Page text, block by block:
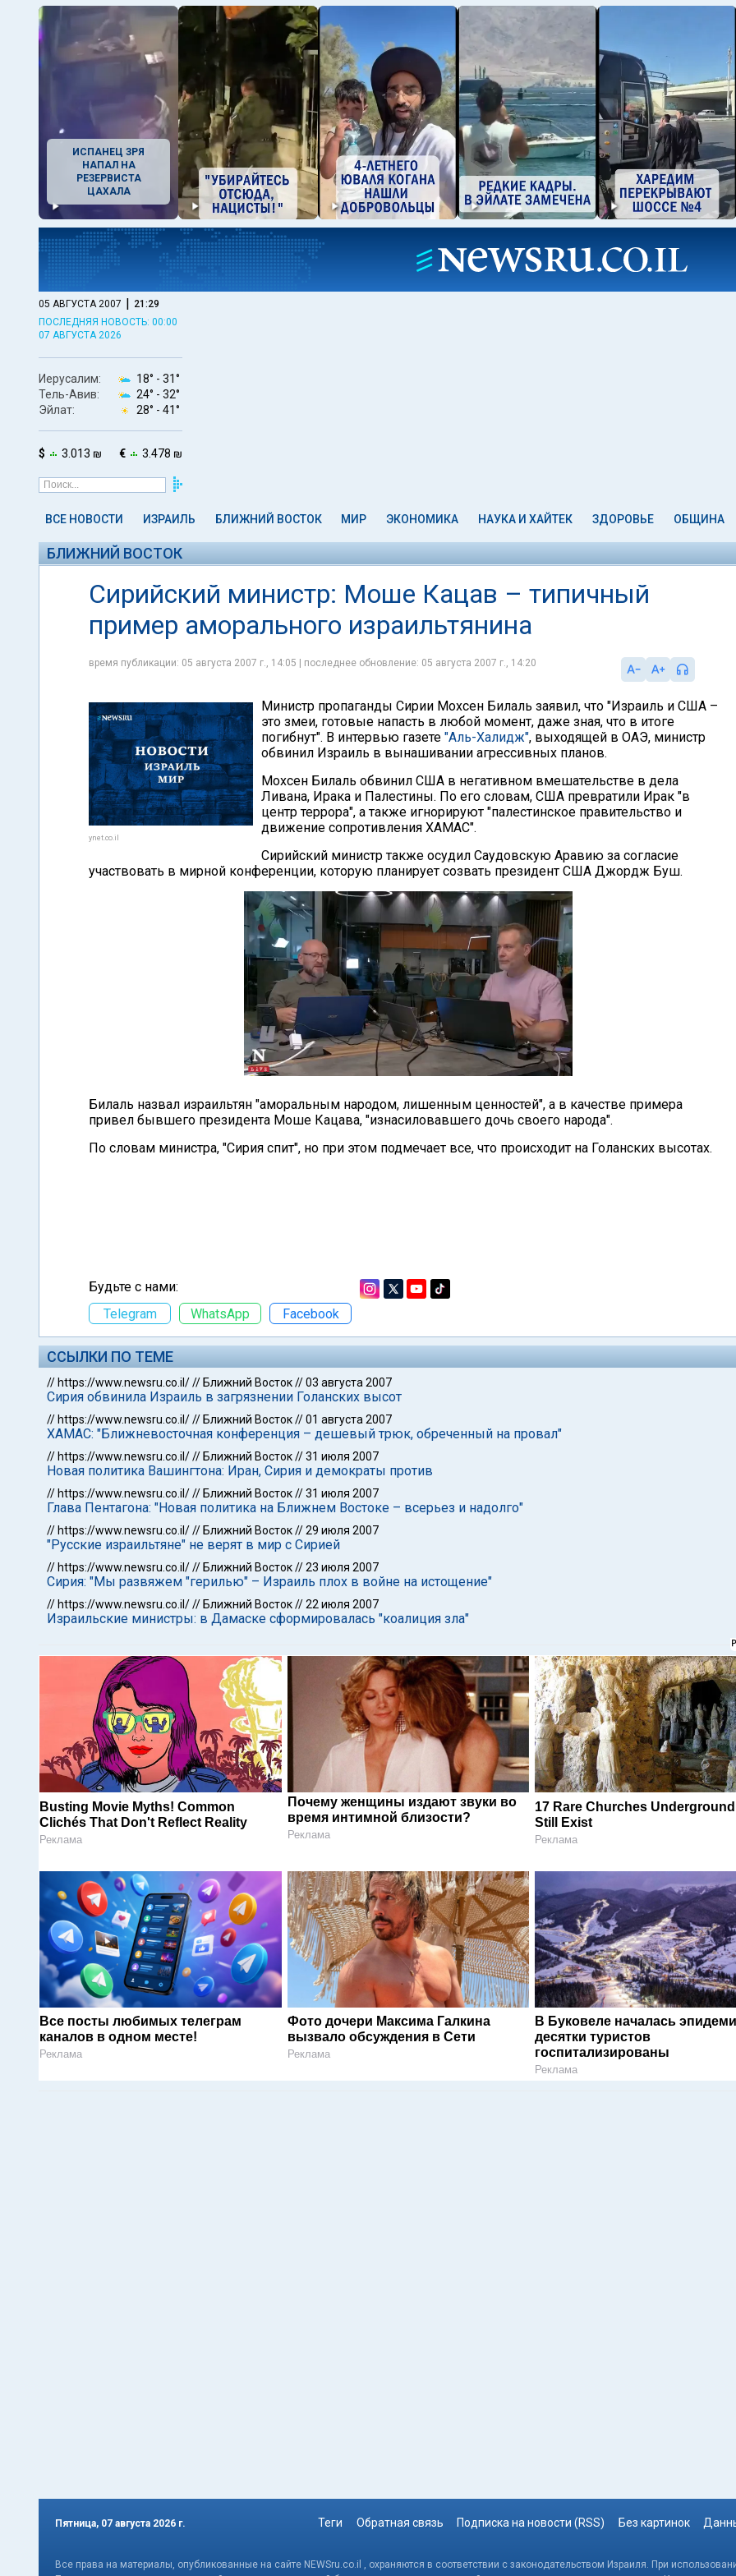
ИСПАНЕЦ ЗРЯ
НАПАЛ НА
РЕЗЕРВИСТА
ЦАХАЛА
05 АВГУСТА 2007 | 21:29
ПОСЛЕДНЯЯ НОВОСТЬ: 00:00
07 АВГУСТА 2026
Иерусалим: 18° - 31°
Тель-Авив:
24° - 32°
Эйлат:
28° - 41°
$ 3.013 ₪ € 3.478 ₪
ВСЕ НОВОСТИ ИЗРАИЛЬ БЛИЖНИЙ ВОСТОК МИР ЭКОНОМИКА НАУКА И ХАЙТЕК ЗДОРОВЬЕ ОБЩИНА
БЛИЖНИЙ ВОСТОК
Сирийский министр: Моше Кацав – типичный
пример аморального израильтянина
время публикации: 05 августа 2007 г., 14:05 | последнее обновление: 05 августа 2007 г., 14:20
ynet.co.il
Министр пропаганды Сирии Мохсен Билаль заявил, что "Израиль и США –
это змеи, готовые напасть в любой момент, даже зная, что в итоге
погибнут". В интервью газете "Аль-Халидж", выходящей в ОАЭ, министр
обвинил Израиль в вынашивании агрессивных планов.
Мохсен Билаль обвинил США в негативном вмешательстве в дела
Ливана, Ирака и Палестины. По его словам, США превратили Ирак "в
центр террора", а также игнорируют "палестинское правительство и
движение сопротивления ХАМАС".
Сирийский министр также осудил Саудовскую Аравию за согласие
участвовать в мирной конференции, которую планирует созвать президент США Джордж Буш.
Билаль назвал израильтян "аморальным народом, лишенным ценностей", а в качестве примера
привел бывшего президента Моше Кацава, "изнасиловавшего дочь своего народа".
По словам министра, "Сирия спит", но при этом подмечает все, что происходит на Голанских высотах.
Будьте с нами:
Telegram
WhatsApp Facebook
ССЫЛКИ ПО ТЕМЕ
// https://www.newsru.co.il/// Ближний Восток//03 августа 2007
Сирия обвинила Израиль в загрязнении Голанских высот
// https://www.newsru.co.il/// Ближний Восток//01 августа 2007
ХАМАС: "Ближневосточная конференция – дешевый трюк, обреченный на провал"
// https://www.newsru.co.il/// Ближний Восток//31 июля 2007
Новая политика Вашингтона: Иран, Сирия и демократы против
// https://www.newsru.co.il/// Ближний Восток//31 июля 2007
Глава Пентагона: "Новая политика на Ближнем Востоке – всерьез и надолго"
// https://www.newsru.co.il/// Ближний Восток//29 июля 2007
"Русские израильтяне" не верят в мир с Сирией
// https://www.newsru.co.il/// Ближний Восток//23 июля 2007
Сирия: "Мы развяжем "герилью" – Израиль плох в войне на истощение"
// https://www.newsru.co.il/// Ближний Восток//22 июля 2007
Израильские министры: в Дамаске сформировалась "коалиция зла"
Busting Movie Myths! Common
Clichés That Don't Reflect Reality
Реклама
Почему женщины издают звуки во
время интимной близости?
Реклама
17 Rare Churches
Still Exist
Реклама
Все посты любимых телеграм
каналов в одном месте!
Реклама
Фото дочери Максима Галкина
вызвало обсуждения в Сети
Реклама
В Буковеле началась
десятки туристов
госпитализированы
Реклама
Пятница, 07 августа 2026 г. Теги Обратная связь Подписка на новости (RSS) Без картинок
Все права на материалы, опубликованные на сайте NEWSru.co.il , охраняются в соответствии с законодательством Израиля. При